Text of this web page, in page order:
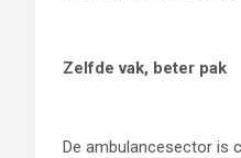
Zelfde vak, beter pak
De ambulancesector is